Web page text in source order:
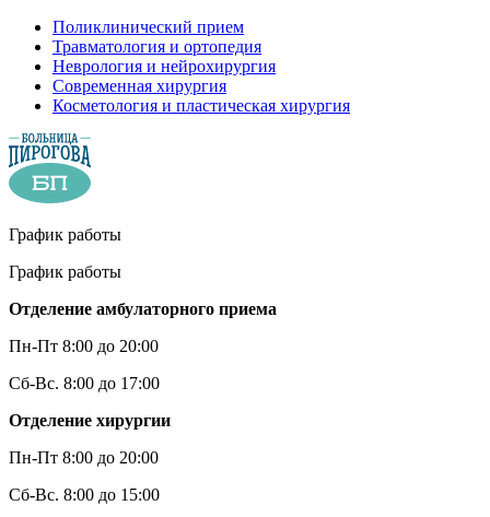
Поликлинический прием
Травматология и ортопедия
Неврология и нейрохирургия
Современная хирургия
Косметология и пластическая хирургия
График работы
График работы
Отделение амбулаторного приема
Пн-Пт 8:00 до 20:00
Сб-Вс. 8:00 до 17:00
Отделение хирургии
Пн-Пт 8:00 до 20:00
Сб-Вс. 8:00 до 15:00